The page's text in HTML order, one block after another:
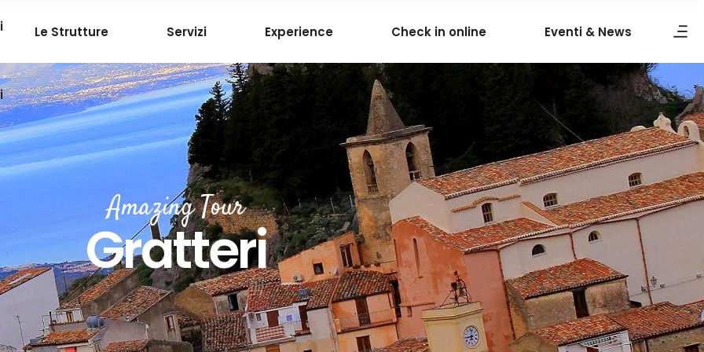
Le Strutture Servizi Experience Check in online Eventi & News
Amazing Tour
Gratteri